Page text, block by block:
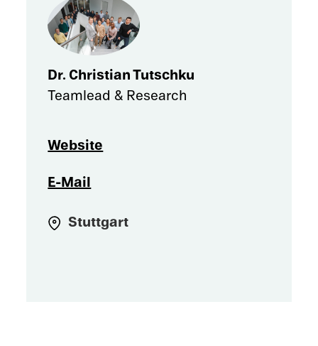
Quantum Training & Outreach: Konzep­tion und
Durch­füh­rung zielgrup­pen­spe­zi­fi­scher
Transferformate
Dr. Chris­tian Tutschku
Teamlead & Research
Website
E-Mail
Stutt­gart